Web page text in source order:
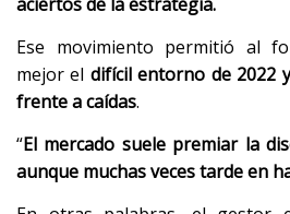
Ese movimiento permitió al
mejor el difícil entorno de 2022
frente a caídas.
“El mercado suele premiar la
aunque muchas veces tarde en